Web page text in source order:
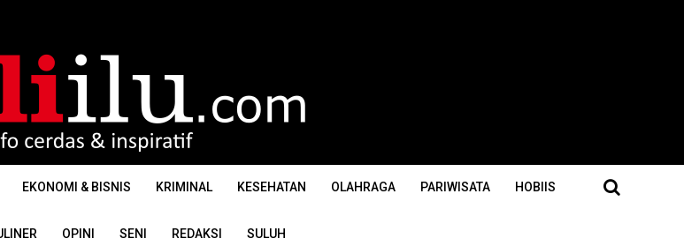
EKONOMI & BISNIS KRIMINAL KESEHATAN OLAHRAGA PARIWISATA HOBIIS
OPINI SENI REDAKSI SULUH